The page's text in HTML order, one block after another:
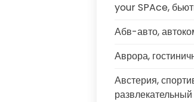
your SPAce,
Абв-авто,
Аврора,
Австерия,